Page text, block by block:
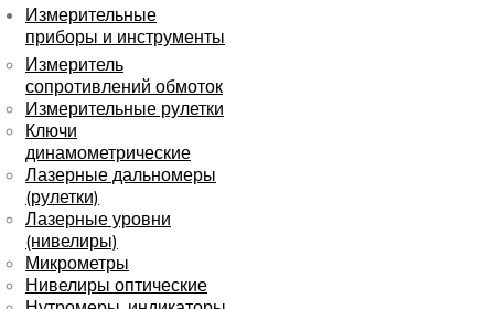
Измерительные
приборы и инструменты
Измеритель
сопротивлений обмоток
Измерительные рулетки
Ключи
динамометрические
Лазерные дальномеры
(рулетки)
Лазерные уровни
(нивелиры)
Микрометры
Нивелиры оптические